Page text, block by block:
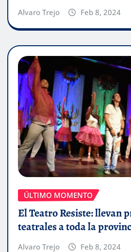
Alvaro Trejo Feb 8, 2024
ÚLTIMO MOMENTO
El Teatro Resiste: llevan
teatrales a toda la
Alvaro Trejo Feb 8, 2024